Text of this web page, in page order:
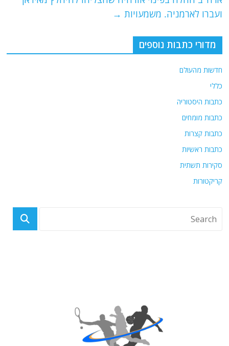
k
ועברו לארמניה. משמעויות →
מדורי כתבות נוספים
חדשות מהעולם
כללי
כתבות היסטוריה
כתבות מומחים
כתבות קצרות
כתבות ראשיות
סקירות תשתית
קריקטורות